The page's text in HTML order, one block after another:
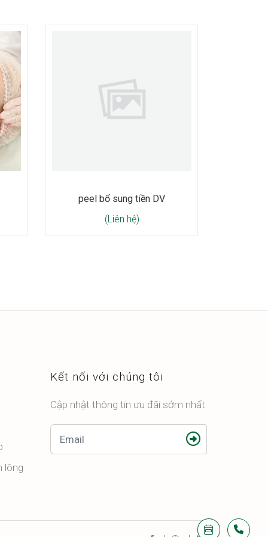
peel bổ sung tiền DV
(Liên hệ)
lông
Kết nối với chúng tôi
Cập nhật thông tin ưu đãi sớm nhất